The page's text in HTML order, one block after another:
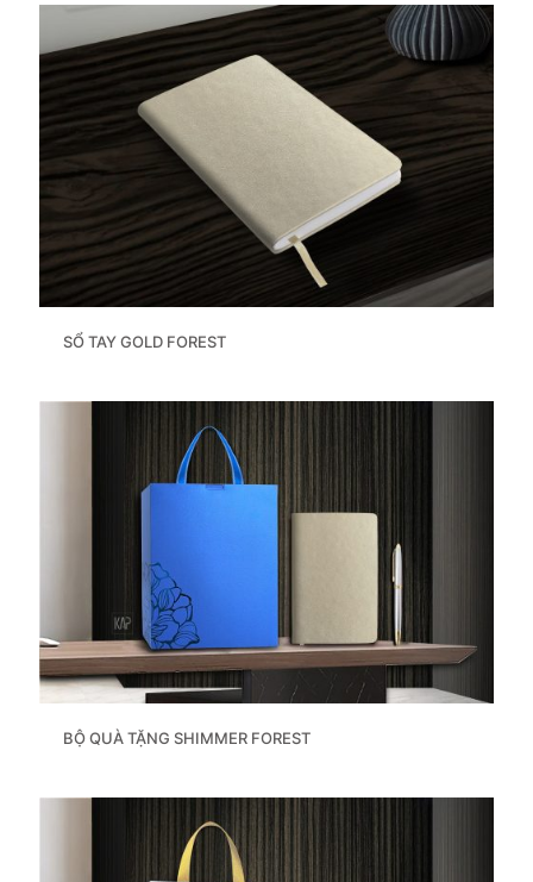
SỔ TAY GOLD FOREST
BỘ QUÀ TẶNG SHIMMER FOREST